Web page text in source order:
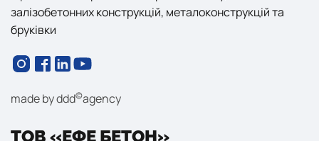
ТОВ «ЕФЕ БЕТОН»
залізобетонних конструкцій, металоконструкцій та
бруківки
made byddd©agency